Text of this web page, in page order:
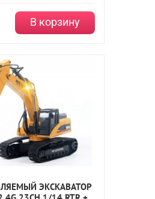
В корзину
ЭКСКАВАТОР